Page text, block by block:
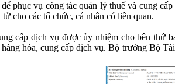
phục vụ công tác quản lý thuế và cung cấp
cho các tổ chức, cá nhân có liên quan.
cấp dịch vụ được ủy nhiệm cho bên thứ
hóa, cung cấp dịch vụ. Bộ trưởng Bộ